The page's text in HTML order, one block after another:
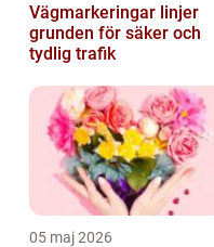
Vägmarkeringar linjer
grunden för säker och
tydlig trafik
05 maj 2026